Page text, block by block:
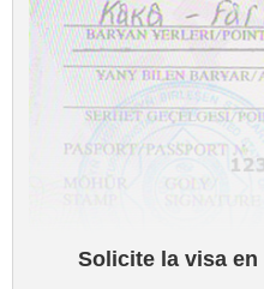
Solicite la visa